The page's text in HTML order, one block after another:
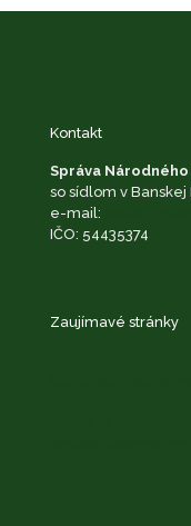
Kontakt
Správa
so sídlom v Banskej
e-mail:
IČO: 54435374
Zaujímavé stránky